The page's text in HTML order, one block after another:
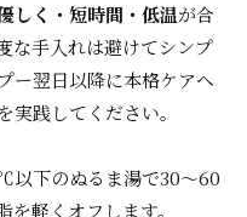
しく・短時間・低温が合
な手入れは避けてシンプ
ー翌日以降に本格ケアへ
践してください。
以下のぬるま湯で30〜60
軽くオフします。